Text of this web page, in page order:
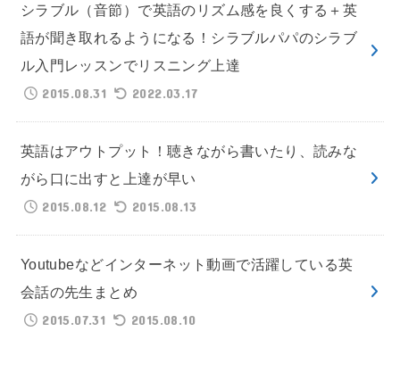
シラブル（音節）で英語のリズム感を良くする＋英
語が聞き取れるようになる！シラブルパパのシラブ
ル入門レッスンでリスニング上達
2015.08.31
2022.03.17
英語はアウトプット！聴きながら書いたり、読みな
がら口に出すと上達が早い
2015.08.12
2015.08.13
Youtubeなどインターネット動画で活躍している英
会話の先生まとめ
2015.07.31
2015.08.10